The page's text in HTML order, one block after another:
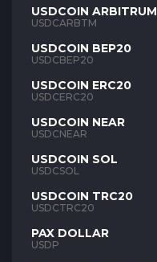
USDCOIN ARBITRUM
USDCARBTM
USDCOIN BEP20
USDCBEP20
USDCOIN ERC20
USDCERC20
USDCOIN NEAR
USDCNEAR
USDCOIN SOL
USDCSOL
USDCOIN TRC20
USDCTRC20
PAX DOLLAR
USDP